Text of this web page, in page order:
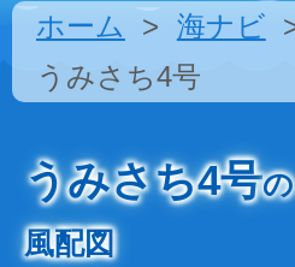
ホーム 海ナビ
うみさち4号
うみさち4号の
風配図